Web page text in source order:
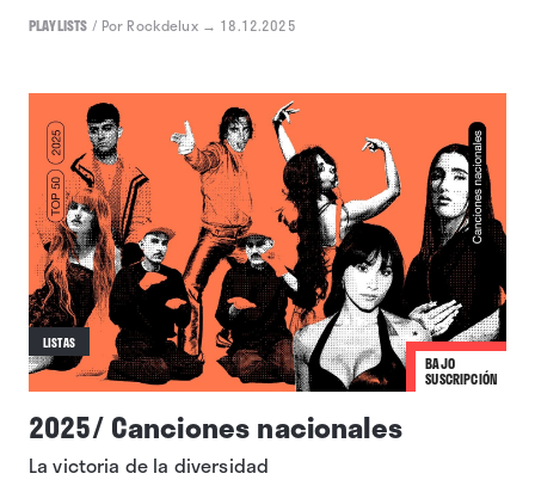
PLAYLISTS / Por Rockdelux → 18.12.2025
BAJO
SUSCRIPCIÓN
LISTAS
2025/ Canciones nacionales
La victoria de la diversidad